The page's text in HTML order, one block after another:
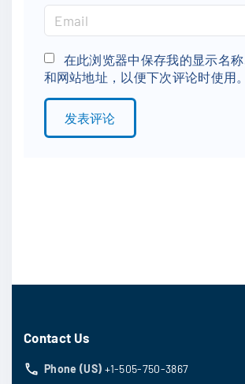
e
*
m
a
i
l
在此浏览器中保存我的显示名
和网站地址，以便下次评论时使用。
Contact Us
Phone (US) +1-505-750-3867